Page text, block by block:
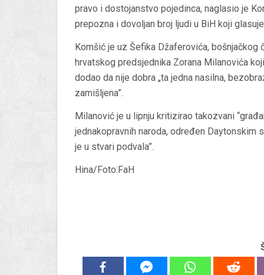
pravo i dostojanstvo pojedinca, naglasio je
prepozna i dovoljan broj ljudi u BiH koji
Komšić je uz Šefika Džaferovića,
hrvatskog predsjednika Zorana Milanovića
dodao da nije dobra „ta jedna nasilna,
zamišljena”.
Milanović je u lipnju kritizirao takozvani
jednakopravnih naroda, određen Daytonskim
je u stvari podvala”.
Hina/Foto:FaH